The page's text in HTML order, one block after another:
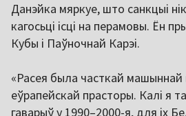
Данэйка мяркуе, што санкцыі
кагосьці ісці на перамовы. Ён
Кубы і Паўночнай Карэі.
«Расея была часткай машыннай
еўрапейскай прасторы. Калі я
гаварыў у 1990–2000-я, для іх